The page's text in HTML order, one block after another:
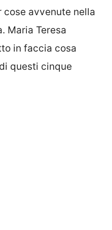
avvenute nella
Maria Teresa
in faccia cosa
questi cinque